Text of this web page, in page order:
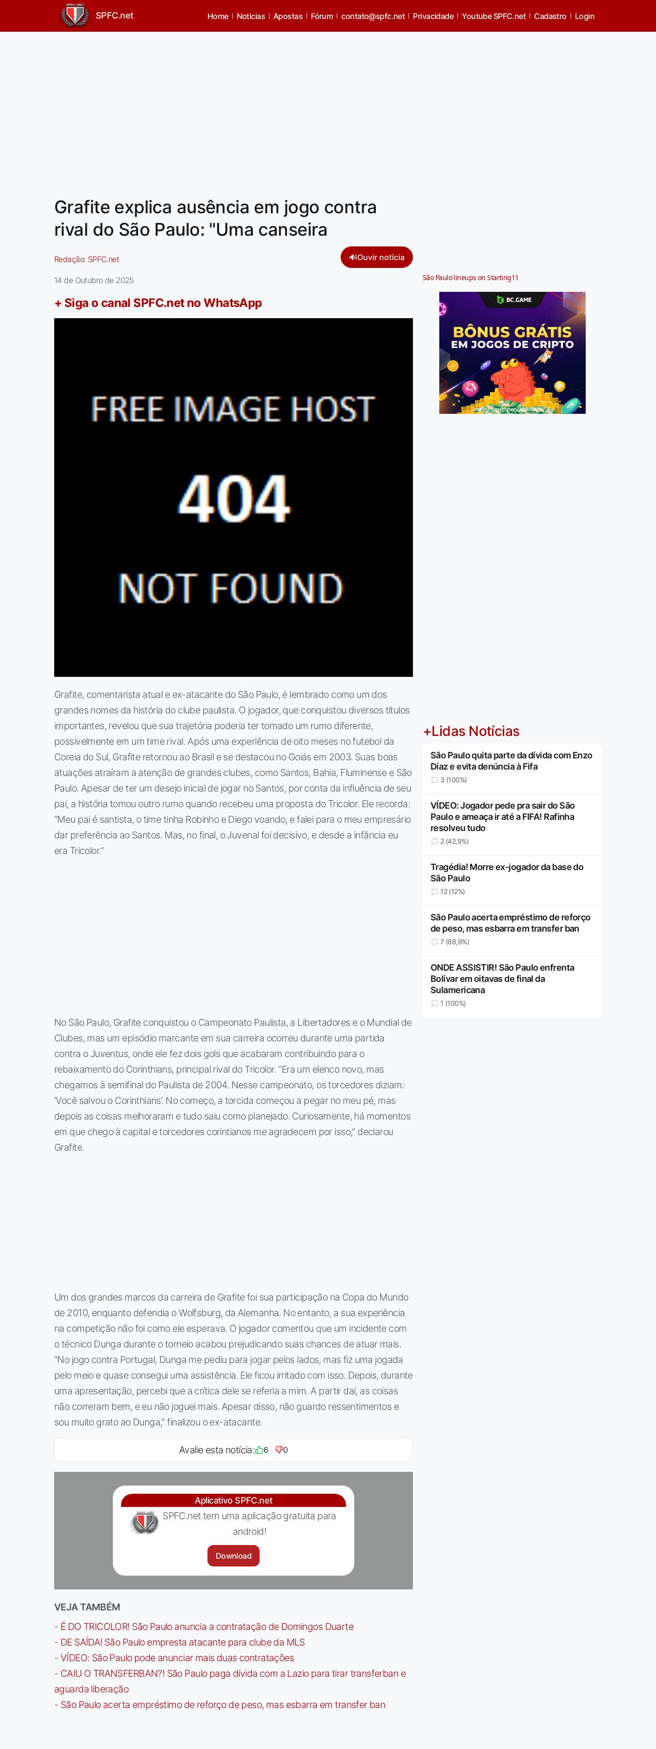
SPFC.net Home Noticias Apostas Fórum contato@spfc.net Privacidade Youtube SPFC.net Cadastro Login
Grafite explica ausência em jogo contra
rival do São Paulo: "Uma canseira
Redação: SPFC.net 🔊Ouvir notícia
14 de Outubro de 2025
+ Siga o canal SPFC.net no WhatsApp
Grafite, comentarista atual e ex-atacante do São Paulo, é lembrado como um dos
grandes nomes da história do clube paulista. O jogador, que conquistou diversos títulos
importantes, revelou que sua trajetória poderia ter tomado um rumo diferente,
possivelmente em um time rival. Após uma experiência de oito meses no futebol da
Coreia do Sul, Grafite retornou ao Brasil e se destacou no Goiás em 2003. Suas boas
atuações atraíram a atenção de grandes clubes, como Santos, Bahia, Fluminense e São
Paulo. Apesar de ter um desejo inicial de jogar no Santos, por conta da influência de seu
pai, a história tomou outro rumo quando recebeu uma proposta do Tricolor. Ele recorda:
“Meu pai é santista, o time tinha Robinho e Diego voando, e falei para o meu empresário
dar preferência ao Santos. Mas, no final, o Juvenal foi decisivo, e desde a infância eu
era Tricolor.”
No São Paulo, Grafite conquistou o Campeonato Paulista, a Libertadores e o Mundial de
Clubes, mas um episódio marcante em sua carreira ocorreu durante uma partida
contra o Juventus, onde ele fez dois gols que acabaram contribuindo para o
rebaixamento do Corinthians, principal rival do Tricolor. “Era um elenco novo, mas
chegamos à semifinal do Paulista de 2004. Nesse campeonato, os torcedores diziam:
‘Você salvou o Corinthians’. No começo, a torcida começou a pegar no meu pé, mas
depois as coisas melhoraram e tudo saiu como planejado. Curiosamente, há momentos
em que chego à capital e torcedores corintianos me agradecem por isso,” declarou
Grafite.
Um dos grandes marcos da carreira de Grafite foi sua participação na Copa do Mundo
de 2010, enquanto defendia o Wolfsburg, da Alemanha. No entanto, a sua experiência
na competição não foi como ele esperava. O jogador comentou que um incidente com
o técnico Dunga durante o torneio acabou prejudicando suas chances de atuar mais.
“No jogo contra Portugal, Dunga me pediu para jogar pelos lados, mas fiz uma jogada
pelo meio e quase consegui uma assistência. Ele ficou irritado com isso. Depois, durante
uma apresentação, percebi que a crítica dele se referia a mim. A partir daí, as coisas
não correram bem, e eu não joguei mais. Apesar disso, não guardo ressentimentos e
sou muito grato ao Dunga,” finalizou o ex-atacante.
Avalie esta notícia: 6 0
Aplicativo SPFC.net
SPFC.net tem uma aplicação gratuita para
android!
Download
VEJA TAMBÉM
- É DO TRICOLOR! São Paulo anuncia a contratação de Domingos Duarte
- DE SAÍDA! São Paulo empresta atacante para clube da MLS
- VÍDEO: São Paulo pode anunciar mais duas contratações
- CAIU O TRANSFERBAN?! São Paulo paga dívida com a Lazio para tirar transferban e
aguarda liberação
- São Paulo acerta empréstimo de reforço de peso, mas esbarra em transfer ban
São Paulo lineups on Starting11
Jogue com responsabilidade. 18+
+Lidas Notícias
São Paulo quita parte da dívida com Enzo
Díaz e evita denúncia à Fifa
3 (100%)
VÍDEO: Jogador pede pra sair do São
Paulo e ameaça ir até a FIFA! Rafinha
resolveu tudo
2 (42,9%)
Tragédia! Morre ex-jogador da base do
São Paulo
12 (12%)
São Paulo acerta empréstimo de reforço
de peso, mas esbarra em transfer ban
7 (88,9%)
ONDE ASSISTIR! São Paulo enfrenta
Bolívar em oitavas de final da
Sulamericana
1 (100%)